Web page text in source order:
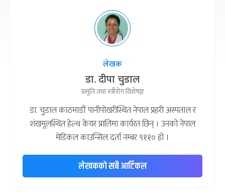
लेखक
डा. दीपा चुडाल
प्रसूति तथा स्त्रीरोग विशेषज्ञ
डा. चुडाल काठमाडौं पानीपोखरीस्थित नेपाल प्रहरी अस्पताल र
शंखमूलस्थित हेल्थ केयर प्रालिमा कार्यरत छिन् । उनको नेपाल
मेडिकल काउन्सिल दर्ता नम्बर ९११० हो ।
लेखकको सबै आर्टिकल